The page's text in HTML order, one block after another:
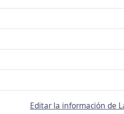
Editar la información de